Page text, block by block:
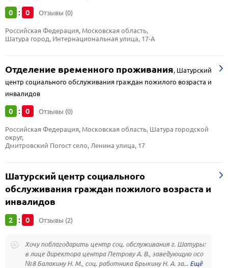
0 : 0 Отзывы (0)
Российская Федерация, Московская область,
Шатура город, Интернациональная улица, 17-А
Отделение временного проживания, Шатурский
центр социального обслуживания граждан пожилого возраста и
инвалидов
0 : 0 Отзывы (0)
Российская Федерация, Московская область, Шатура городской
округ,
Дмитровский Погост село, Ленина улица, 17
Шатурский центр социального
обслуживания граждан пожилого возраста и
инвалидов
2 : 0 Отзывы (2)
Хочу поблагодарить центр соц. обслуживания г. Шатуры:
в лице директора центра Петрову А. В., заведующую осо
№8 Балакину Н. М., соц. работника Брыкину Н. А. за...